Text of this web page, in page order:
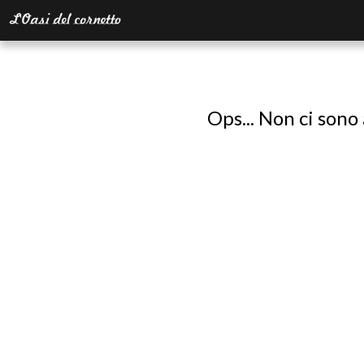
Ops... Non ci